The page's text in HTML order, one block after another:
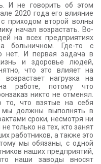
И не говорить об этом
2020 года его влияние
приходом второй волны
начал возрастать. Во-
на всех предприятиях
больничном. Где-то с
нет. И первая задача в
и здоровье людей,
что это влияет на
возрастает нагрузка на
работе, потому что
никто не отменял.
то, что взятые на себя
мы должны выполнять в
сроки, несмотря ни
только на тех, кто занят
работников, а также это
мы обязаны, с одной
наших предприятий,
наши заводы вносят